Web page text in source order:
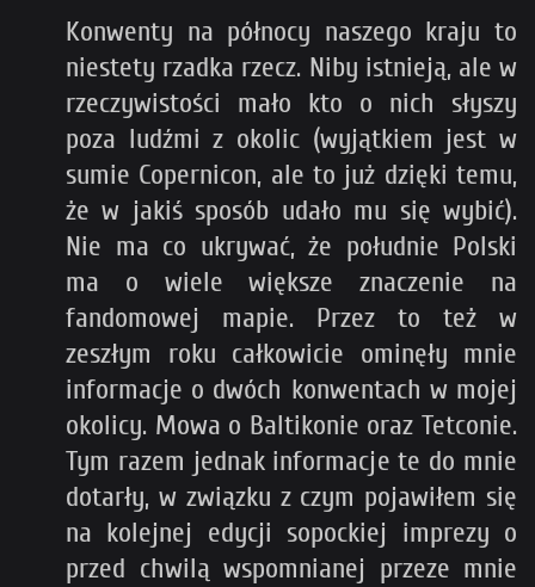
Konwenty na północy naszego kraju to
niestety rzadka rzecz. Niby istnieją, ale w
rzeczywistości mało kto o nich słyszy
poza ludźmi z okolic (wyjątkiem jest w
sumie Copernicon, ale to już dzięki temu,
że w jakiś sposób udało mu się wybić).
Nie ma co ukrywać, że południe Polski
ma o wiele większe znaczenie na
fandomowej mapie. Przez to też w
zeszłym roku całkowicie ominęły mnie
informacje o dwóch konwentach w mojej
okolicy. Mowa o Baltikonie oraz Tetconie.
Tym razem jednak informacje te do mnie
dotarły, w związku z czym pojawiłem się
na kolejnej edycji sopockiej imprezy o
przed chwilą wspomnianej przeze mnie